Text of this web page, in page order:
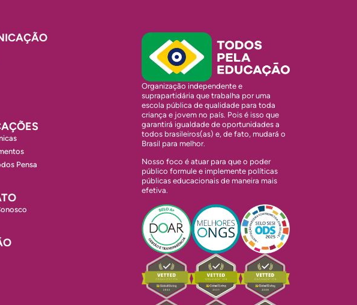
Pensa
Organização independente e
suprapartidária que trabalha por uma
escola pública de qualidade para toda
criança e jovem no país. Pois é isso que
garantirá igualdade de oportunidades a
todos brasileiros(as) e, de fato, mudará o
Brasil para melhor.
Nosso foco é atuar para que o poder
público formule e implemente políticas
públicas educacionais de maneira mais
efetiva.